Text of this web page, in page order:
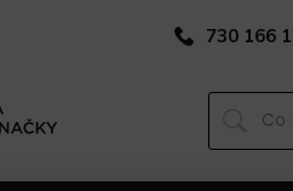
730 166